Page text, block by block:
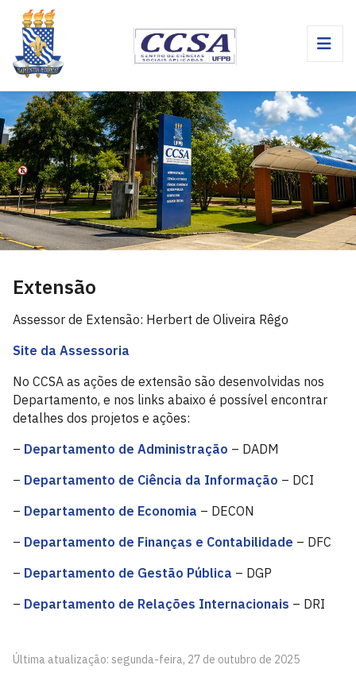
Extensão
Assessor de Extensão: Herbert de Oliveira Rêgo
Site da Assessoria
No CCSA as ações de extensão são desenvolvidas nos
Departamento, e nos links abaixo é possível encontrar
detalhes dos projetos e ações:
– Departamento de Administração – DADM
– Departamento de Ciência da Informação – DCI
– Departamento de Economia – DECON
– Departamento de Finanças e Contabilidade – DFC
– Departamento de Gestão Pública – DGP
– Departamento de Relações Internacionais – DRI
Última atualização: segunda-feira, 27 de outubro de 2025